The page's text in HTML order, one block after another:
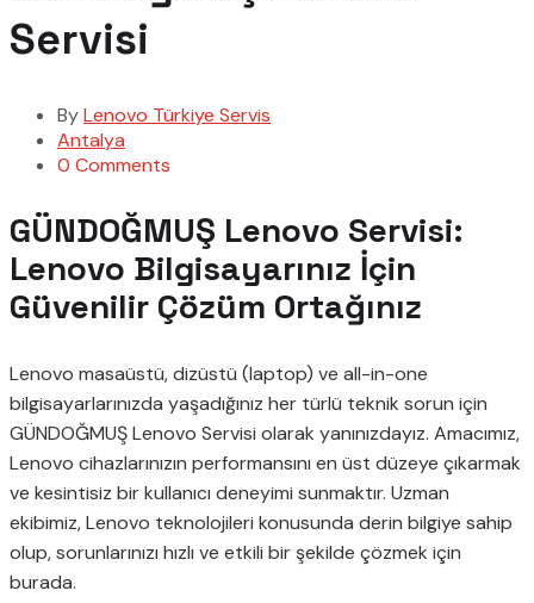
Servisi
ByLenovo Türkiye Servis
Antalya
0 Comments
GÜNDOĞMUŞ Lenovo Servisi:
Lenovo Bilgisayarınız İçin
Güvenilir Çözüm Ortağınız
Lenovo masaüstü, dizüstü (laptop) ve all-in-one
bilgisayarlarınızda yaşadığınız her türlü teknik sorun için
GÜNDOĞMUŞ Lenovo Servisi olarak yanınızdayız. Amacımız,
Lenovo cihazlarınızın performansını en üst düzeye çıkarmak
ve kesintisiz bir kullanıcı deneyimi sunmaktır. Uzman
ekibimiz, Lenovo teknolojileri konusunda derin bilgiye sahip
olup, sorunlarınızı hızlı ve etkili bir şekilde çözmek için
burada.